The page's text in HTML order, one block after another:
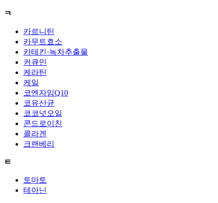
ㅋ
카르니틴
카무트효소
카테킨·녹차추출물
커큐민
케라틴
케일
코엔자임Q10
코유산균
코코넛오일
콘드로이친
콜라겐
크랜베리
ㅌ
토마토
테아닌